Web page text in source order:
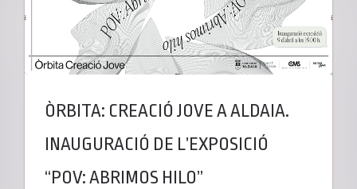
ÒRBITA: CREACIÓ JOVE A ALDAIA.
INAUGURACIÓ DE L’EXPOSICIÓ
“POV: ABRIMOS HILO”